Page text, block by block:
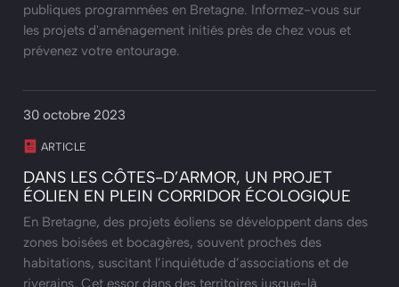
publiques programmées en Bretagne. Informez-vous sur
les projets d'aménagement initiés près de chez vous et
prévenez votre entourage.
30 octobre 2023
ARTICLE
DANS LES CÔTES-D’ARMOR, UN PROJET
ÉOLIEN EN PLEIN CORRIDOR ÉCOLOGIQUE
En Bretagne, des projets éoliens se développent dans des
zones boisées et bocagères, souvent proches des
habitations, suscitant l’inquiétude d’associations et de
riverains. Cet essor dans des territoires jusque-là